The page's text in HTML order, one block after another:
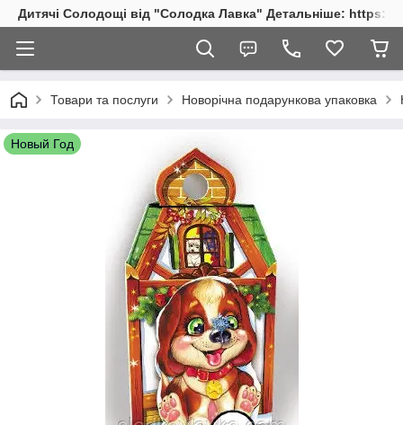
Дитячі Солодощі від "Солодка Лавка" Детальніше: https://
Товари та послуги Новорічна подарункова упаковка
Новый Год